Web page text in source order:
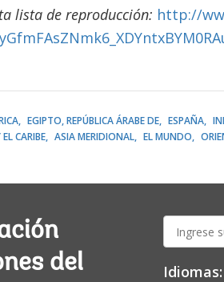
lista de reproducción: http://
EGIPTO, REPÚBLICA ÁRABE DE ESPAÑA
CARIBE
ASIA MERIDIONAL EL MUNDO
del
mail:
Idiomas: